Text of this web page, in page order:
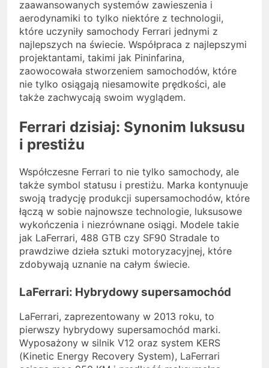
zaawansowanych systemów zawieszenia i
aerodynamiki to tylko niektóre z technologii,
które uczyniły samochody Ferrari jednymi z
najlepszych na świecie. Współpraca z najlepszymi
projektantami, takimi jak Pininfarina,
zaowocowała stworzeniem samochodów, które
nie tylko osiągają niesamowite prędkości, ale
także zachwycają swoim wyglądem.
Ferrari dzisiaj: Synonim luksusu
i prestiżu
Współczesne Ferrari to nie tylko samochody, ale
także symbol statusu i prestiżu. Marka kontynuuje
swoją tradycję produkcji supersamochodów, które
łączą w sobie najnowsze technologie, luksusowe
wykończenia i niezrównane osiągi. Modele takie
jak LaFerrari, 488 GTB czy SF90 Stradale to
prawdziwe dzieła sztuki motoryzacyjnej, które
zdobywają uznanie na całym świecie.
LaFerrari: Hybrydowy supersamochód
LaFerrari, zaprezentowany w 2013 roku, to
pierwszy hybrydowy supersamochód marki.
Wyposażony w silnik V12 oraz system KERS
(Kinetic Energy Recovery System), LaFerrari